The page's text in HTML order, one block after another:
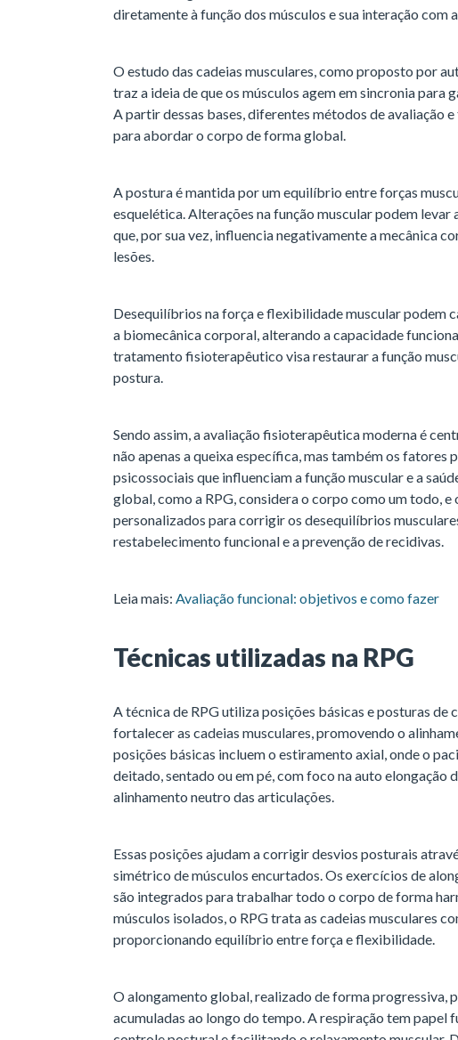
diretamente à função dos músculos e sua interação com
O estudo das cadeias musculares, como proposto por
traz a ideia de que os músculos agem em sincronia para
A partir dessas bases, diferentes métodos de avaliação
para abordar o corpo de forma global.
A postura é mantida por um equilíbrio entre forças
esquelética. Alterações na função muscular podem levar
que, por sua vez, influencia negativamente a mecânica
lesões.
Desequilíbrios na força e flexibilidade muscular podem
a biomecânica corporal, alterando a capacidade
tratamento fisioterapêutico visa restaurar a função
postura.
Sendo assim, a avaliação fisioterapêutica moderna é
não apenas a queixa específica, mas também os fatores
psicossociais que influenciam a função muscular e a
global, como a RPG, considera o corpo como um todo, e
personalizados para corrigir os desequilíbrios
restabelecimento funcional e a prevenção de recidivas.
Leia mais: Avaliação funcional: objetivos e como fazer
Técnicas utilizadas na RPG
A técnica de RPG utiliza posições básicas e posturas de
fortalecer as cadeias musculares, promovendo o
posições básicas incluem o estiramento axial, onde o
deitado, sentado ou em pé, com foco na auto elongação
alinhamento neutro das articulações.
Essas posições ajudam a corrigir desvios posturais
simétrico de músculos encurtados. Os exercícios de
são integrados para trabalhar todo o corpo de forma
músculos isolados, o RPG trata as cadeias musculares
proporcionando equilíbrio entre força e flexibilidade.
O alongamento global, realizado de forma progressiva,
acumuladas ao longo do tempo. A respiração tem papel